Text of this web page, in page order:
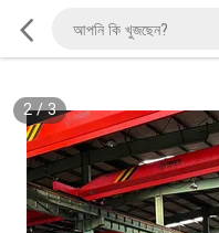
2/3